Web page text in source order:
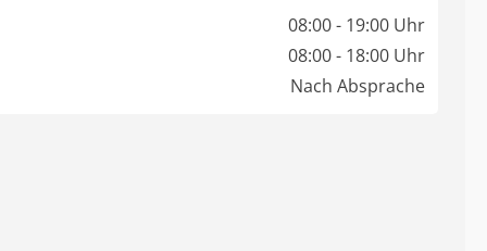
08:00 - 19:00 Uhr
08:00 - 18:00 Uhr
Nach Absprache